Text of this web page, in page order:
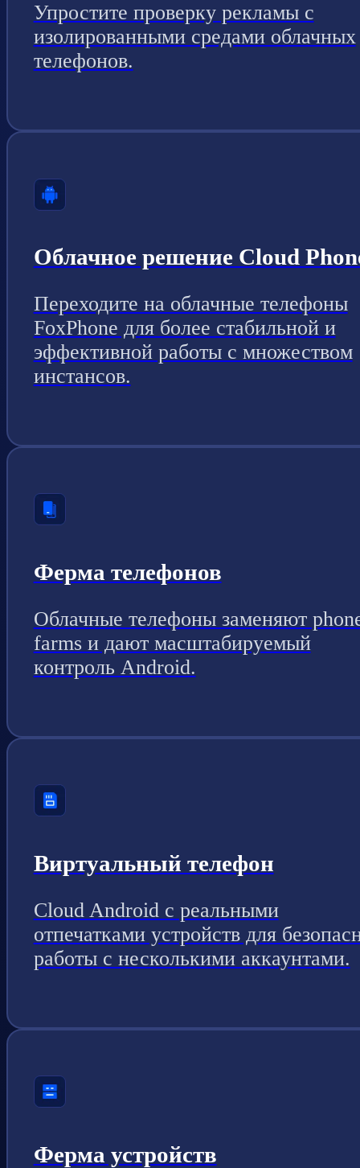
Упростите проверку рекламы с
изолированными средами облачных
телефонов.
Облачное решение Cloud
Переходите на облачные телефоны
FoxPhone для более стабильной и
эффективной работы с множеством
инстансов.
Ферма телефонов
Облачные телефоны заменяют
farms и дают масштабируемый
контроль Android.
Виртуальный телефон
Cloud Android с реальными
отпечатками устройств для
работы с несколькими аккаунтами.
Ферма устройств